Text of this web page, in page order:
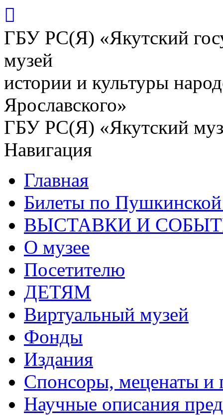
ГБУ РС(Я) «Якутский
музей
истории и культуры
Ярославского»
ГБУ РС(Я) «Якутский
Навигация
Главная
Билеты по Пушкинской
ВЫСТАВКИ И
О музее
Посетителю
ДЕТЯМ
Виртуальный музей
Фонды
Издания
Спонсоры, меценаты и
Научные описания